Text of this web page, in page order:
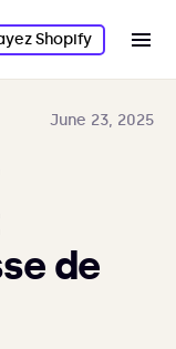
Shopify
June 23, 2025
de